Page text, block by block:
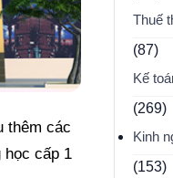
thêm các
học cấp 1
Thuế
(87)
Kế
(269)
Kinh
(153)